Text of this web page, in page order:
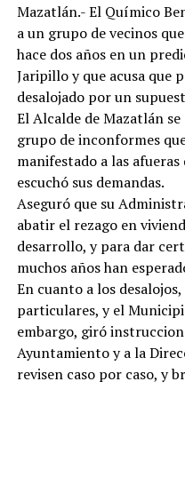
Mazatlán.- El Químico
a un grupo de vecinos
hace dos años en un
Jaripillo y que acusa que
desalojado por un
El Alcalde de Mazatlán
grupo de inconformes
manifestado a las
escuchó sus demandas.
Aseguró que su
abatir el rezago en
desarrollo, y para dar
muchos años han
En cuanto a los
particulares, y el
embargo, giró
Ayuntamiento y a la
revisen caso por caso, y